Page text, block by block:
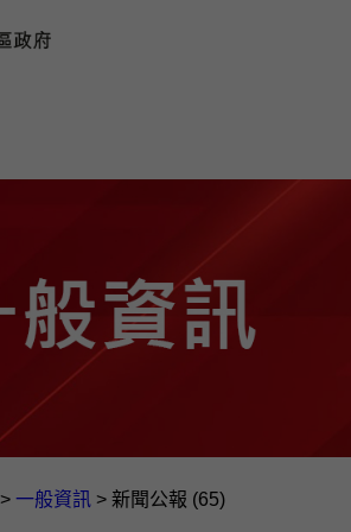
> 一般資訊​ > 新聞公報 (65)